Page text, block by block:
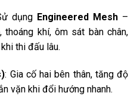
dụng Engineered Mesh –
thoáng khí, ôm sát bàn chân,
thi đấu lâu.
: Gia cố hai bên thân, tăng độ
vặn khi đổi hướng nhanh.